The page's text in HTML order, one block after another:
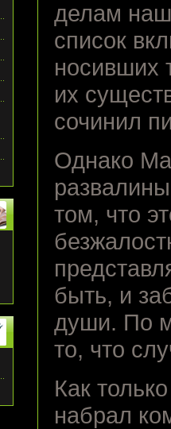
делам
список
носивших
их
сочинил
Однако
том, что
быть, и
души. По
то, что
Как
набрал